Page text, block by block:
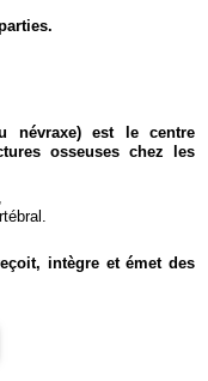
névraxe) est le centre
osseuses chez les
intègre et émet des